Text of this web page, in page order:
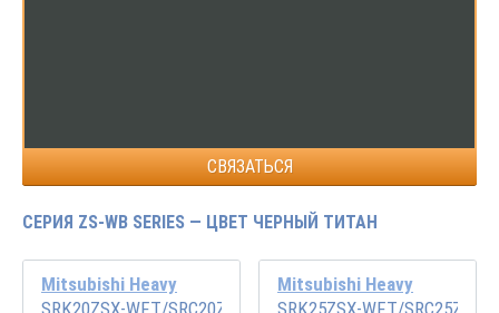
СВЯЗАТЬСЯ
СЕРИЯ ZS-WB SERIES — ЦВЕТ ЧЕРНЫЙ ТИТАН
Mitsubishi Heavy
SRK20ZSX-WFT/SRC20ZSX-W
Mitsubishi Heavy
SRK25ZSX-WFT/SRC25ZSX-